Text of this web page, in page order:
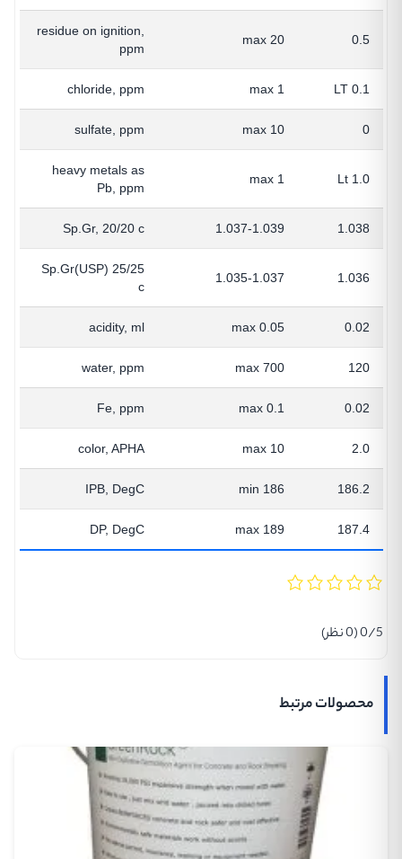
0.5
max 20
residue on ignition,
ppm
LT 0.1
max 1
chloride, ppm
0
max 10
sulfate, ppm
Lt 1.0
max 1
heavy metals as
Pb, ppm
1.038
1.037-1.039
Sp.Gr, 20/20 c
1.036
1.035-1.037
Sp.Gr(USP) 25/25
c
0.02
max 0.05
acidity, ml
120
max 700
water, ppm
0.02
max 0.1
Fe, ppm
2.0
max 10
color, APHA
186.2
min 186
IPB, DegC
187.4
max 189
DP, DegC
0/5(0 نظر)
محصولات مرتبط